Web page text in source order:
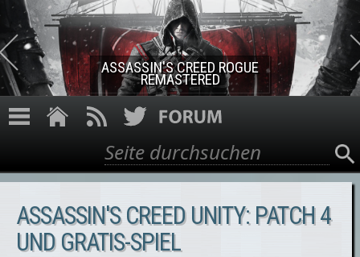
Direkt zum Inhalt
ASSASSIN'S CREED ROGUE
REMASTERED
Suchformular
Suche
ASSASSIN'S CREED UNITY: PATCH 4
UND GRATIS-SPIEL